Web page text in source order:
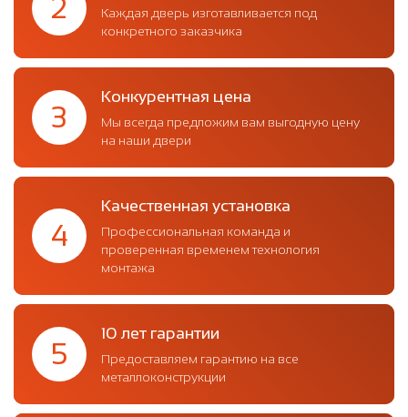
2
Каждая дверь изготавливается под
конкретного заказчика
3
Конкурентная цена
Мы всегда предложим вам выгодную цену
на наши двери
4
Качественная установка
Профессиональная команда и
проверенная временем технология
монтажа
5
10 лет гарантии
Предоставляем гарантию на все
металлоконструкции